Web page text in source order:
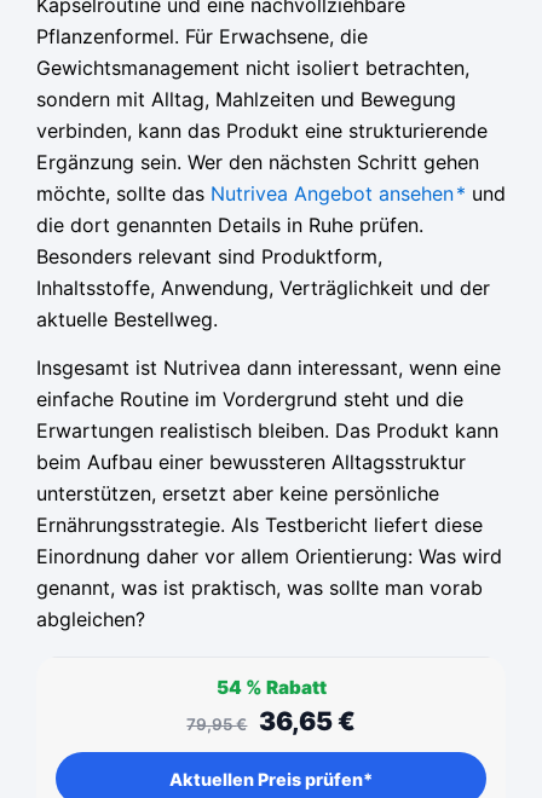
Kapselroutine und eine nachvollziehbare
Pflanzenformel. Für Erwachsene, die
Gewichtsmanagement nicht isoliert betrachten,
sondern mit Alltag, Mahlzeiten und Bewegung
verbinden, kann das Produkt eine strukturierende
Ergänzung sein. Wer den nächsten Schritt gehen
möchte, sollte das Nutrivea Angebot ansehen* und
die dort genannten Details in Ruhe prüfen.
Besonders relevant sind Produktform,
Inhaltsstoffe, Anwendung, Verträglichkeit und der
aktuelle Bestellweg.
Insgesamt ist Nutrivea dann interessant, wenn eine
einfache Routine im Vordergrund steht und die
Erwartungen realistisch bleiben. Das Produkt kann
beim Aufbau einer bewussteren Alltagsstruktur
unterstützen, ersetzt aber keine persönliche
Ernährungsstrategie. Als Testbericht liefert diese
Einordnung daher vor allem Orientierung: Was wird
genannt, was ist praktisch, was sollte man vorab
abgleichen?
54 % Rabatt
79,95€ 36,65€
Aktuellen Preis prüfen*